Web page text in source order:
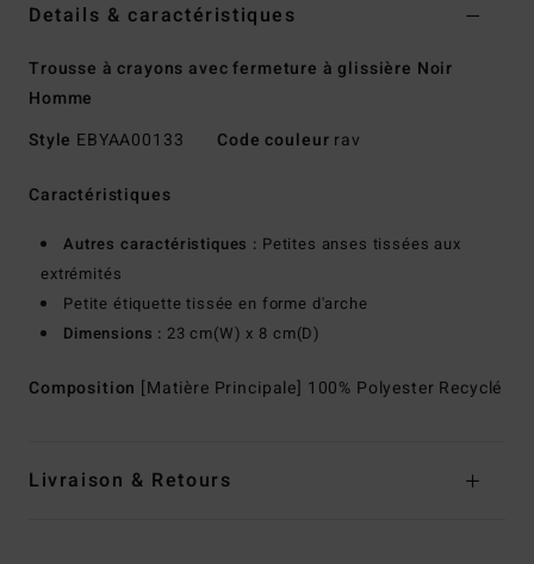
Details & caractéristiques
Trousse à crayons avec fermeture à glissière Noir
Homme
Style EBYAA00133 Code couleur rav
Caractéristiques
Autres caractéristiques : Petites anses tissées aux
extrémités
Petite étiquette tissée en forme d'arche
Dimensions : 23 cm(W) x 8 cm(D)
Composition [Matière Principale] 100% Polyester Recyclé
Livraison & Retours